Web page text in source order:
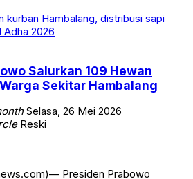
Salurkan 109 Hewan
Sekitar Hambalang
Selasa, 26 Mei 2026
Reski
Presiden Prabowo